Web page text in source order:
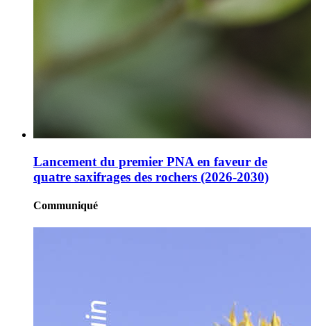
Lancement du premier PNA en faveur de
quatre saxifrages des rochers (2026-2030)
Communiqué